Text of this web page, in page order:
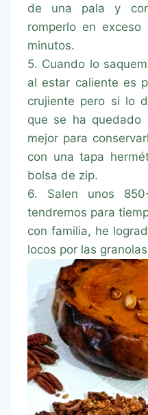
de una pala y
romperlo en
minutos.
5. Cuando lo
al estar caliente es
crujiente pero si lo
que se ha quedado
mejor para
con una tapa
bolsa de zip.
6. Salen unos
tendremos para
con familia, he
locos por las